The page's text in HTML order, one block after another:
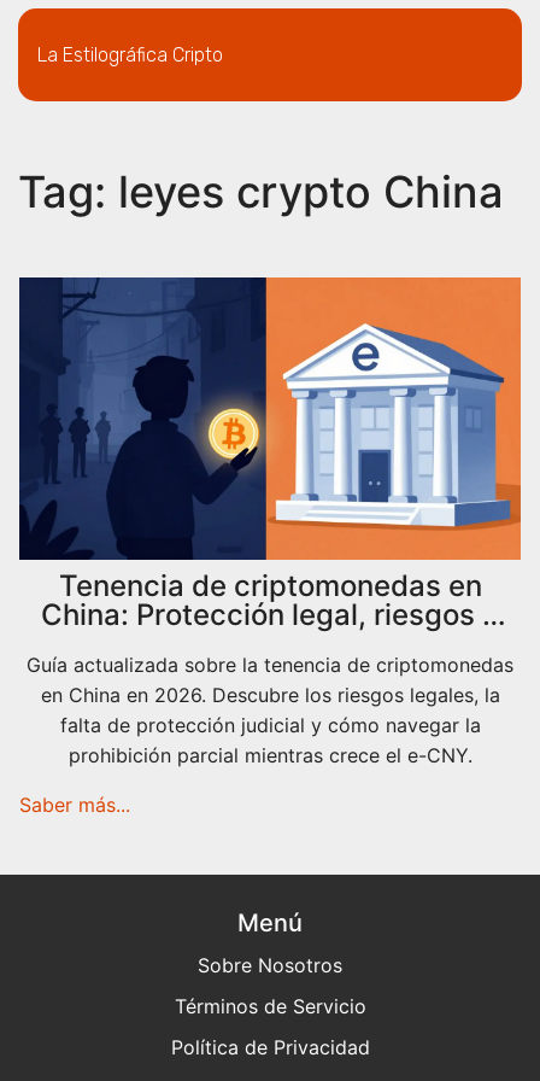
La Estilográfica Cripto
Tag: leyes crypto China
Tenencia de criptomonedas en
China: Protección legal, riesgos y
realidad 2026
Guía actualizada sobre la tenencia de criptomonedas
en China en 2026. Descubre los riesgos legales, la
falta de protección judicial y cómo navegar la
prohibición parcial mientras crece el e-CNY.
Saber más...
Menú
Sobre Nosotros
Términos de Servicio
Política de Privacidad